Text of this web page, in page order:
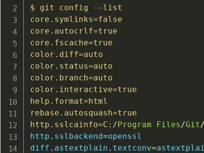
$ git config --list
core.symlinks=false
core.autocrlf=true
core.fscache=true
color.diff=auto
color.status=auto
color.branch=auto
color.interactive=true
help.format=html
rebase.autosquash=true
http.sslcainfo=C:/Program Files/Git/
http . sslbackend=openssl
diff . astextplain . textconv=